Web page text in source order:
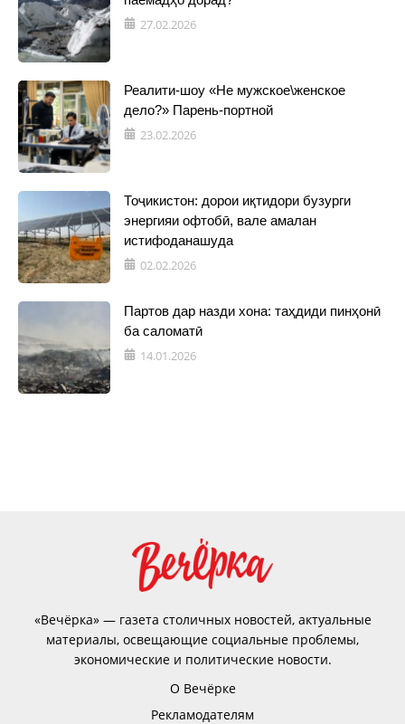
27.02.2026
Реалити-шоу «Не мужское\женское
дело?» Парень-портной
23.02.2026
Тоҷикистон: дорои иқтидори бузурги
энергияи офтобӣ, вале амалан
истифоданашуда
02.02.2026
Партов дар назди хона: таҳдиди пинҳонӣ
ба саломатӣ
14.01.2026
«Вечёрка» — газета столичных новостей, актуальные
материалы, освещающие социальные проблемы,
экономические и политические новости.
О Вечёрке
Рекламодателям